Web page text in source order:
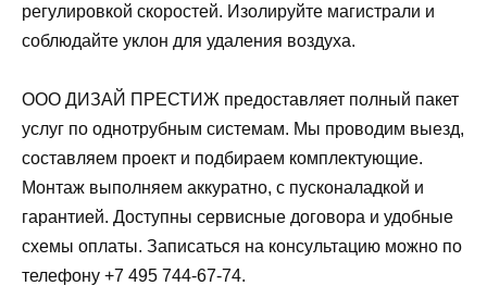
регулировкой скоростей. Изолируйте магистрали и
соблюдайте уклон для удаления воздуха.
ООО ДИЗАЙ ПРЕСТИЖ предоставляет полный пакет
услуг по однотрубным системам. Мы проводим выезд,
составляем проект и подбираем комплектующие.
Монтаж выполняем аккуратно, с пусконаладкой и
гарантией. Доступны сервисные договора и удобные
схемы оплаты. Записаться на консультацию можно по
телефону +7 495 744-67-74.